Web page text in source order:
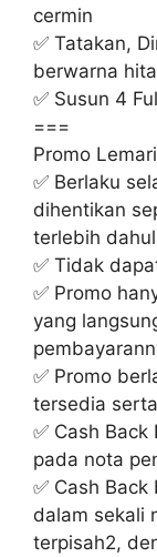
cermin
✅ Tatakan,
berwarna
✅ Susun 4
===
Promo
✅ Berlaku
dihentikan
terlebih
✅ Tidak
✅ Promo
yang
✅ Promo
tersedia
✅ Cash
pada nota
✅ Cash
dalam sekali
terpisah2,